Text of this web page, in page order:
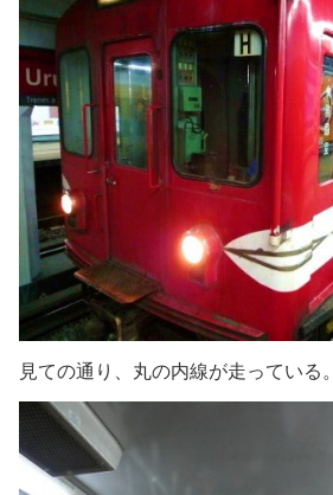
見ての通り、丸の内線が走っている。